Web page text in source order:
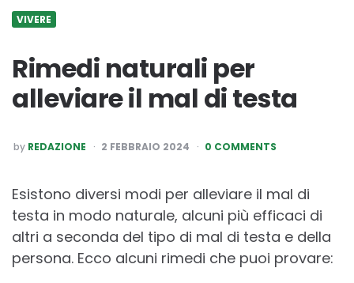
VIVERE
Rimedi naturali per
alleviare il mal di testa
POSTED
BY
by REDAZIONE 2 FEBBRAIO 2024 0 COMMENTS
Esistono diversi modi per alleviare il mal di
testa in modo naturale, alcuni più efficaci di
altri a seconda del tipo di mal di testa e della
persona. Ecco alcuni rimedi che puoi provare: